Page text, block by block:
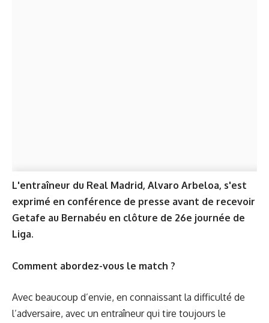
L'entraîneur du Real Madrid, Alvaro Arbeloa, s'est
exprimé en conférence de presse avant de recevoir
Getafe au Bernabéu en clôture de 26e journée de
Liga.
Comment abordez-vous le match ?
Avec beaucoup d’envie, en connaissant la difficulté de
l’adversaire, avec un entraîneur qui tire toujours le